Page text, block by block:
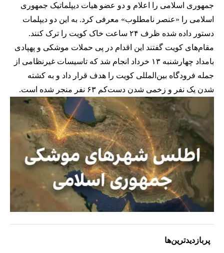
جمهوری اسلامی را اعلام و دو عضو هیات دیپلماتیک جمهوری
اسلامی را «عنصر نامطلوب» معرفی کرد. به این دو دیپلمات
دستور داده شده ظرف ۲۴ ساعت خاک کویت را ترک کنند.
مقام‌های کویت گفتند این اقدام در پی حملات موشکی و پهپادی
بامداد چهارشنبه ۱۳ خرداد انجام شد که تاسیسات غیرنظامی از
جمله فرودگاه بین‌المللی کویت را هدف قرار داد و به کشته
شدن یک نفر و زخمی شدن دست‌کم ۶۳ نفر منجر شده است.
پربازدیدترین‌ها